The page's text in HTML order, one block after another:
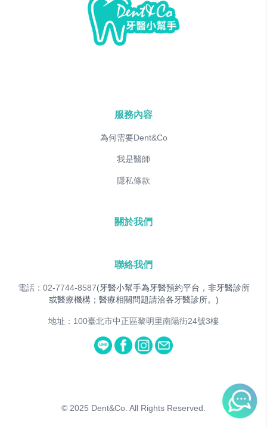
服務內容
為何需要Dent&Co
我是醫師
隱私條款
關於我們
聯絡我們
電話：02-7744-8587(牙醫小幫手為牙醫預約平台，非牙醫診所
或醫療機構；醫療相關問題請洽各牙醫診所。)
地址：100臺北市中正區黎明里南陽街24號3樓
© 2025 Dent&Co. All Rights Reserved.